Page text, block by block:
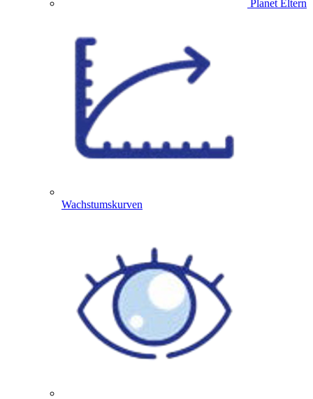
Planet Eltern
Wachstumskurven